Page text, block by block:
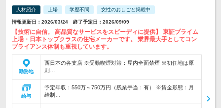
人材紹介 上場 学歴不問 女性のおしごと掲載中
情報更新日：2026/03/24 終了予定日：2026/09/09
【技術に自信。 高品質なサービスをスピーディに提供】 東証プライム
上場・日本トップクラスの住宅メーカーです。 業界最大手としてコン
プライアンス体制も重視しています。
勤務地
西日本の各支店 ※受動喫煙対策：屋内全面禁煙 ※初任地は原
則…
給与
予定年収：550万～750万円（残業手当：有） ※賃金形態：月
給制…